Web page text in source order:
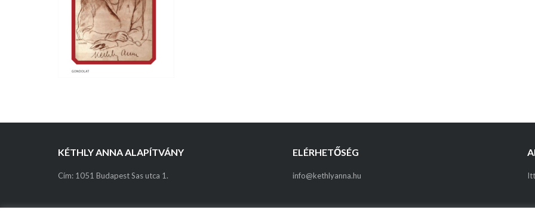
KÉTHLY ANNA ALAPÍTVÁNY
Cím: 1051 Budapest Sas utca 1.
ELÉRHETŐSÉG
info@kethlyanna.hu